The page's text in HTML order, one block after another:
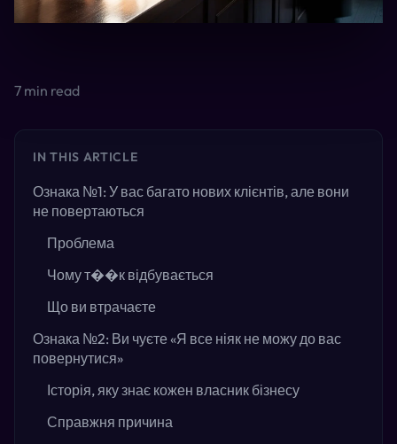
7 min read
IN THIS ARTICLE
Ознака №1: У вас багато нових клієнтів, але вони
не повертаються
Проблема
Чому т��к відбувається
Що ви втрачаєте
Ознака №2: Ви чуєте «Я все ніяк не можу до вас
повернутися»
Історія, яку знає кожен власник бізнесу
Справжня причина